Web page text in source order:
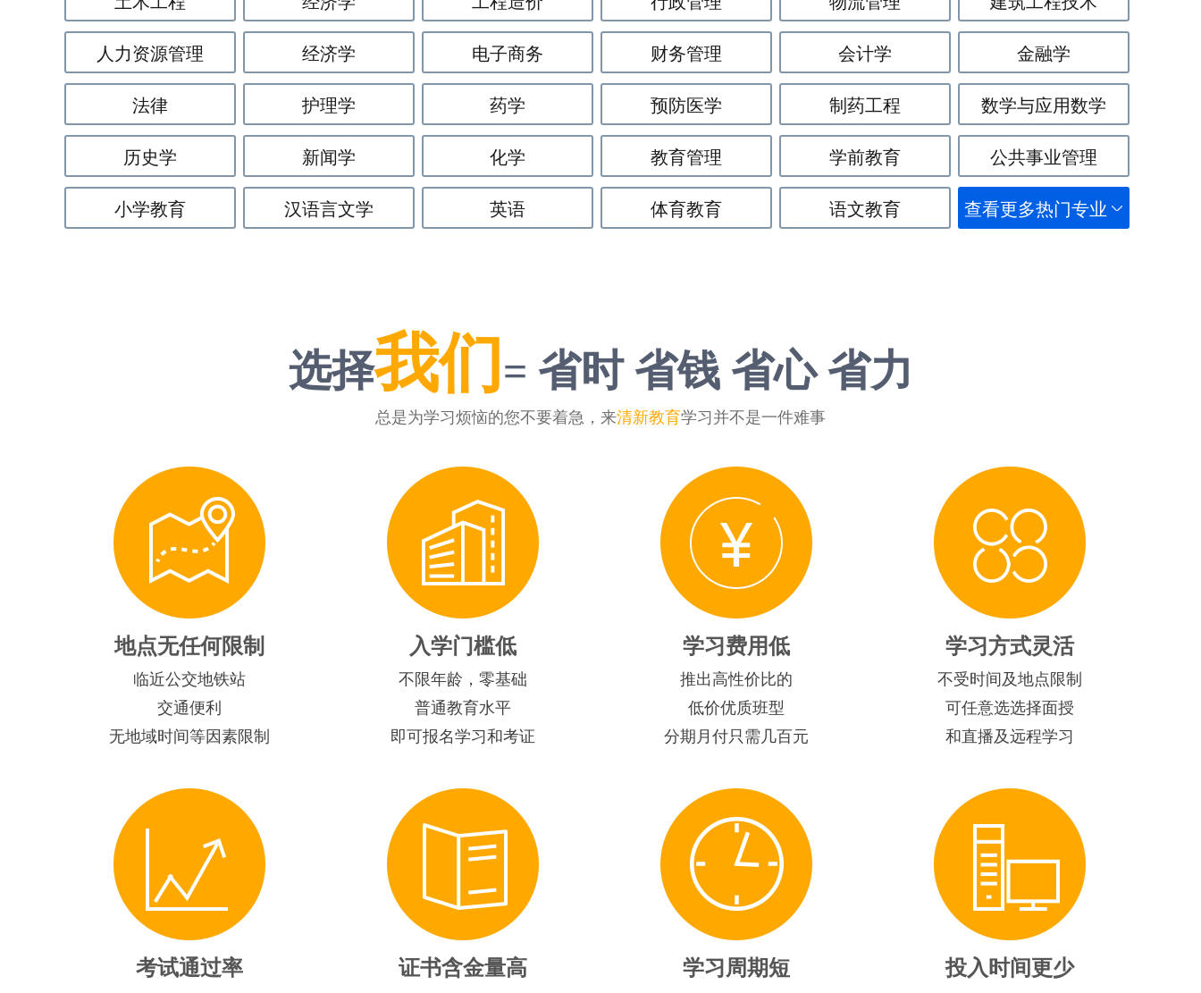
人力资源管理 经济学 电子商务 财务管理 会计学 金融学
法律 护理学 药学 预防医学 制药工程 数学与应用数学
历史学 新闻学 化学 教育管理 学前教育 公共事业管理
小学教育 汉语言文学 英语 体育教育 语文教育 查看更多热门专业
选择我们 = 省时 省钱 省心 省力
总是为学习烦恼的您不要着急，来清新教育学习并不是一件难事
地点无任何限制
临近公交地铁站
交通便利
无地域时间等因素限制
入学门槛低
不限年龄，零基础
普通教育水平
即可报名学习和考证
学习费用低
推出高性价比的
低价优质班型
分期月付只需几百元
学习方式灵活
不受时间及地点限制
可任意选选择面授
和直播及远程学习
考试通过率 证书含金量高 学习周期短 投入时间更少